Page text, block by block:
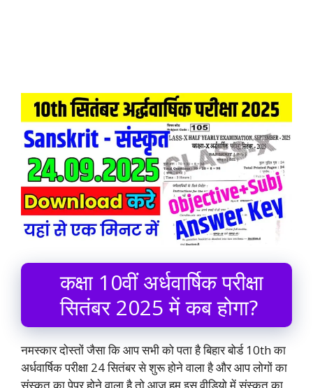
कक्षा 10वीं अर्धवार्षिक परीक्षा
सितंबर 2025 में कब होगा?
नमस्कार दोस्तों जैसा कि आप सभी को पता है बिहार बोर्ड 10th का
अर्धवार्षिक परीक्षा 24 सितंबर से शुरू होने वाला है और आप लोगों का